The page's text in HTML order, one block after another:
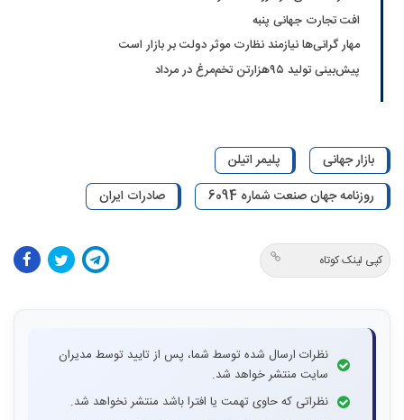
افت تجارت جهانی پنبه
مهار گرانی‌ها نیازمند نظارت موثر دولت بر بازار است
پیش‌بینی تولید ۹۵‌هزارتن تخم‌مرغ در مرداد
بازار جهانی
پلیمر اتیلن
روزنامه جهان صنعت شماره 6094
صادرات ایران
کپی لینک کوتاه
نظرات ارسال شده توسط شما، پس از تایید توسط مدیران
سایت منتشر خواهد شد.
نظراتی که حاوی تهمت یا افترا باشد منتشر نخواهد شد.